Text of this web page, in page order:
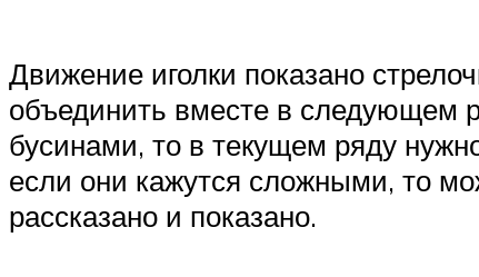
Движение иголки показано
объединить вместе в следующем
бусинами, то в текущем ряду
если они кажутся сложными, то
рассказано и показано.